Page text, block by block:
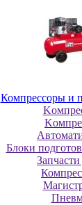
Компрессоры и
Блоки